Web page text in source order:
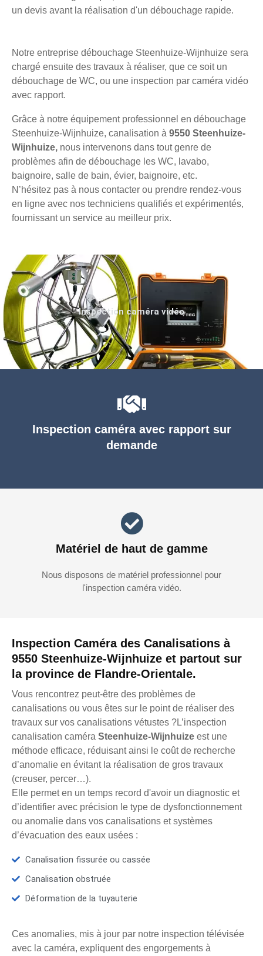
un devis avant la réalisation d'un débouchage rapide.
Notre entreprise débouchage Steenhuize-Wijnhuize sera
chargé ensuite des travaux à réaliser, que ce soit un
débouchage de WC, ou une inspection par caméra vidéo
avec rapport.
Grâce à notre équipement professionnel en débouchage
Steenhuize-Wijnhuize, canalisation à 9550 Steenhuize-
Wijnhuize, nous intervenons dans tout genre de
problèmes afin de débouchage les WC, lavabo,
baignoire, salle de bain, évier, baignoire, etc.
N’hésitez pas à nous contacter ou prendre rendez-vous
en ligne avec nos techniciens qualifiés et expérimentés,
fournissant un service au meilleur prix.
Inspection Caméra des Canalisations à
9550 Steenhuize-Wijnhuize et partout sur
la province de Flandre-Orientale.
Vous rencontrez peut-être des problèmes de
canalisations ou vous êtes sur le point de réaliser des
travaux sur vos canalisations vétustes ?L’inspection
canalisation caméra Steenhuize-Wijnhuize est une
méthode efficace, réduisant ainsi le coût de recherche
d’anomalie en évitant la réalisation de gros travaux
(creuser, percer…).
Elle permet en un temps record d'avoir un diagnostic et
d’identifier avec précision le type de dysfonctionnement
ou anomalie dans vos canalisations et systèmes
d’évacuation des eaux usées :
Canalisation fissurée ou cassée
Canalisation obstruée
Déformation de la tuyauterie
Ces anomalies, mis à jour par notre inspection télévisée
avec la caméra, expliquent des engorgements à
Inspection caméra avec rapport sur
demande
Matériel de haut de gamme
Nous disposons de matériel professionnel pour
l'inspection caméra vidéo.
Inspection caméra vidéo